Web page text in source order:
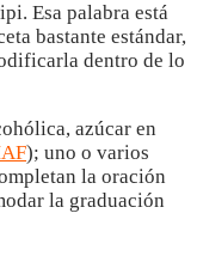
Esa palabra está
bastante estándar,
dentro de lo
azúcar en
); uno o varios
la oración
la graduación